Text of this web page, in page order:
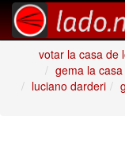
votar la casa de
gema la
luciano darderi